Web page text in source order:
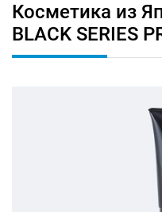
Косметика из
BLACK SERIES